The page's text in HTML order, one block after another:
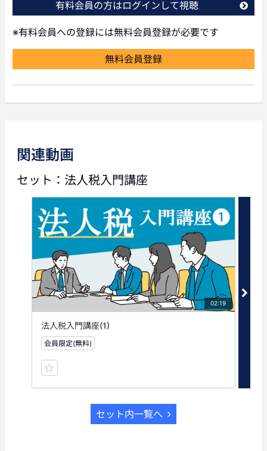
有料会員の方はログインして視聴
※有料会員への登録には無料会員登録が必要です
無料会員登録
前の動画
法人税入門講座(4)
次の動画
法人税入門講座(6)
タグ
関連動画
セット：法人税入門講座
02:19
法人税入門講座(1)
会員限定(無料)
セット内一覧へ